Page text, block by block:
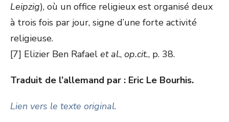
Leipzig), où un office religieux est organisé deux
à trois fois par jour, signe d’une forte activité
religieuse.
[7] Elizier Ben Rafael et al., op.cit., p. 38.
Traduit de l’allemand par : Eric Le Bourhis.
Lien vers le texte original.